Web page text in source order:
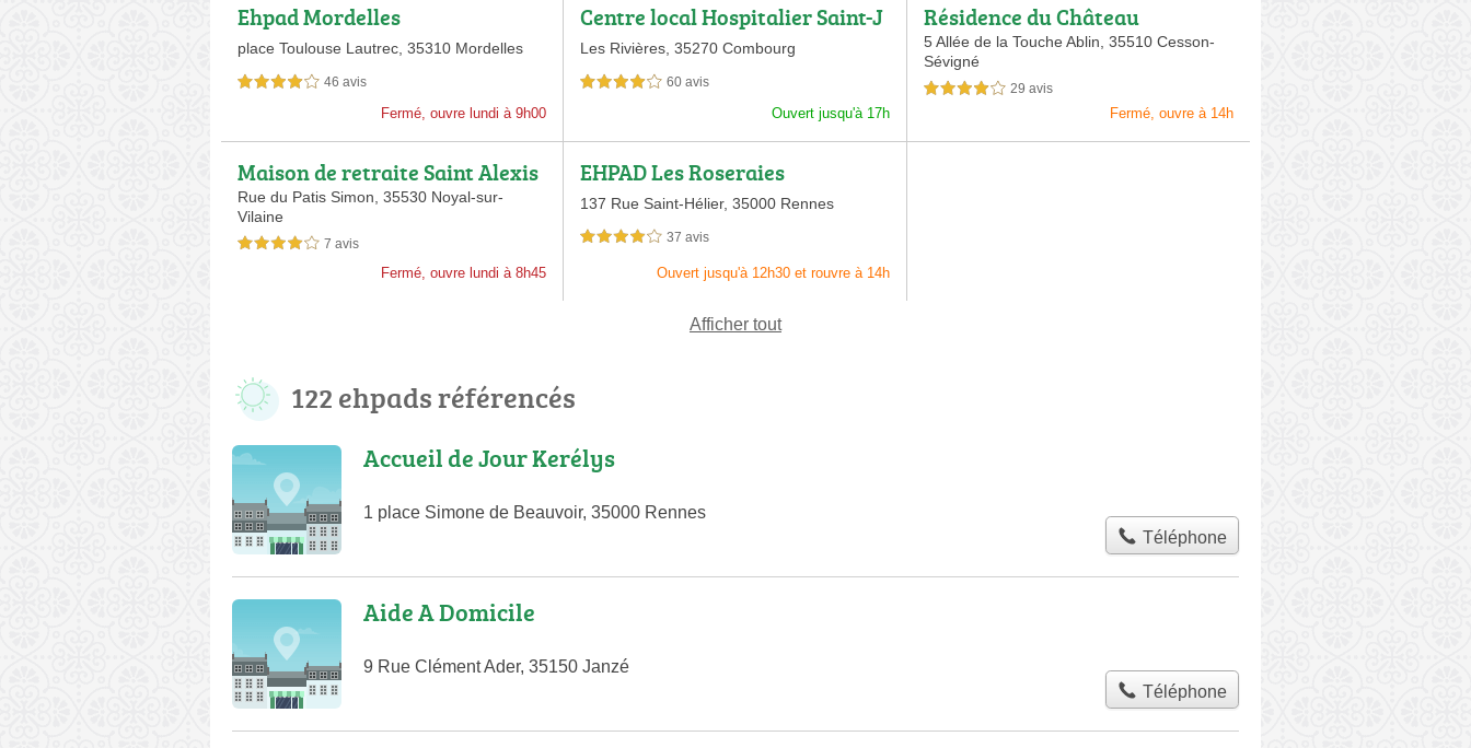
Ehpad Mordelles
place Toulouse Lautrec, 35310 Mordelles
4,0 étoiles sur 5 46 avis
Fermé, ouvre lundi à 9h00
Centre local Hospitalier Saint-J
oseph
Les Rivières,35270 Combourg
4,0 étoiles sur 5 60 avis
Ouvert jusqu'à 17h
Résidence du Château
5 Allée de la Touche Ablin, 35510 Cesson-
Sévigné
4,0 étoiles sur 5 29 avis
Fermé, ouvre à 14h
Maison de retraite Saint Alexis
Rue du Patis Simon, 35530 Noyal-sur-
Vilaine
4,0 étoiles sur 5 7 avis
Fermé, ouvre lundi à 8h45
EHPAD Les Roseraies
137 Rue Saint-Hélier,35000 Rennes
4,0 étoiles sur 5 37 avis
Ouvert jusqu'à 12h30 et rouvre à 14h
Afficher tout
122 ehpads référencés
Accueil de Jour Kerélys
1 place Simone de Beauvoir, 35000 Rennes
Téléphone
Aide A Domicile
9 Rue Clément Ader, 35150 Janzé
Téléphone